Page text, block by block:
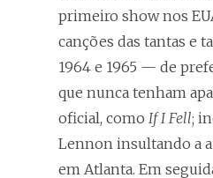
primeiro show nos
canções das tantas e
1964 e 1965 — de
que nunca tenham
oficial, como If I Fell;
Lennon insultando a
em Atlanta. Em